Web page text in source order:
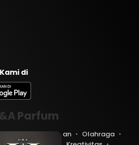
di
Keuangan
Olahraga
Parfum